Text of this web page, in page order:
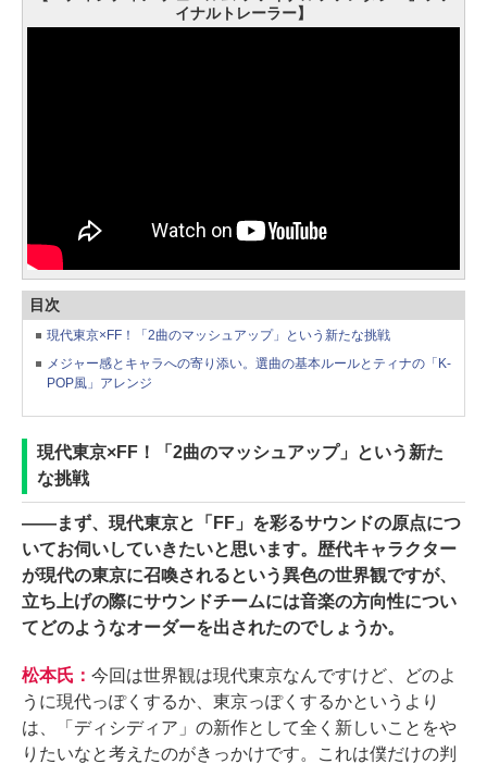
イナルトレーラー】
目次
現代東京×FF！「2曲のマッシュアップ」という新たな挑戦
メジャー感とキャラへの寄り添い。選曲の基本ルールとティナの「K-
POP風」アレンジ
現代東京×FF！「2曲のマッシュアップ」という新た
な挑戦
――まず、現代東京と「FF」を彩るサウンドの原点につ
いてお伺いしていきたいと思います。歴代キャラクター
が現代の東京に召喚されるという異色の世界観ですが、
立ち上げの際にサウンドチームには音楽の方向性につい
てどのようなオーダーを出されたのでしょうか。
松本氏： 今回は世界観は現代東京なんですけど、どのよ
うに現代っぽくするか、東京っぽくするかというより
は、「ディシディア」の新作として全く新しいことをや
りたいなと考えたのがきっかけです。これは僕だけの判